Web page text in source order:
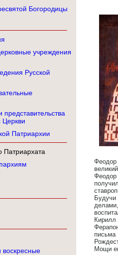
Богородицы
учреждения
Русской
Церкви
Патриархии
Патриархата
воскресные
Феодор
Мощи